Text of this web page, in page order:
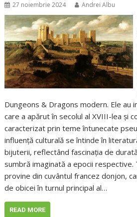
27 noiembrie 2024 Andrei Albu
Dungeons & Dragons modern. Ele au
care a apărut în secolul al XVIII-lea și
caracterizat prin teme întunecate
influență culturală se întinde în
bijuterii, reflectând fascinația de
sumbră imaginată a epocii respective.
provine din cuvântul francez donjon,
de obicei în turnul principal al…
READ MORE